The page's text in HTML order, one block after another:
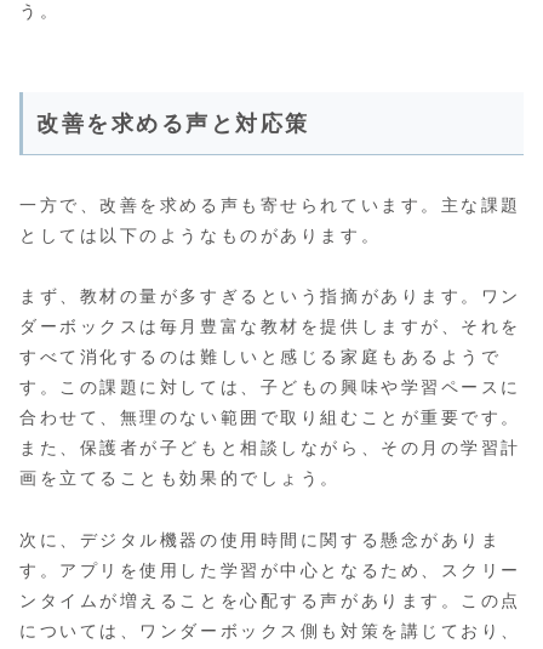
う。
改善を求める声と対応策
一方で、改善を求める声も寄せられています。主な課題
としては以下のようなものがあります。
まず、教材の量が多すぎるという指摘があります。ワン
ダーボックスは毎月豊富な教材を提供しますが、それを
すべて消化するのは難しいと感じる家庭もあるようで
す。この課題に対しては、子どもの興味や学習ペースに
合わせて、無理のない範囲で取り組むことが重要です。
また、保護者が子どもと相談しながら、その月の学習計
画を立てることも効果的でしょう。
次に、デジタル機器の使用時間に関する懸念がありま
す。アプリを使用した学習が中心となるため、スクリー
ンタイムが増えることを心配する声があります。この点
については、ワンダーボックス側も対策を講じており、